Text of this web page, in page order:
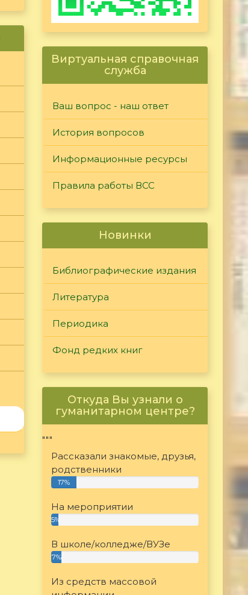
Виртуальная справочная
служба
Ваш вопрос - наш ответ
История вопросов
Информационные ресурсы
Правила работы ВСС
Новинки
Библиографические издания
Литература
Периодика
Фонд редких книг
Откуда Вы узнали о
гуманитарном центре?
"""
Рассказали знакомые, друзья,
родственники
17%
На мероприятии
5%
В школе/колледже/ВУЗе
7%
Из средств массовой